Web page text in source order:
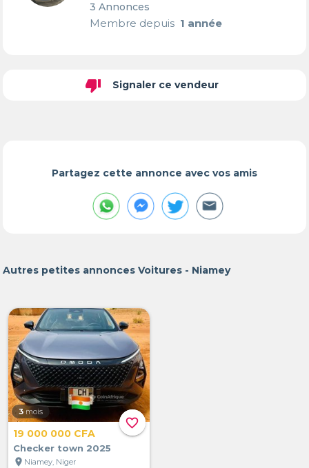
3 Annonces
Membre depuis1 année
thumb_down Signaler ce vendeur
Partagez cette annonce avec vos amis
Autres petites annonces Voitures - Niamey
favorite_border
3 mois
19 000 000 CFA
Checker town 2025
location_on Niamey, Niger